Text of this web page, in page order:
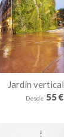
Jardín vertical
Desde 55 €